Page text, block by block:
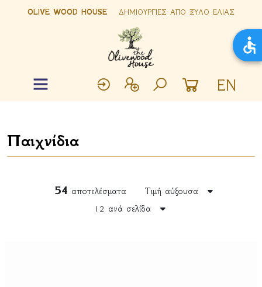
OLIVE WOOD HOUSE ΔΗΜΙΟΥΡΓΙΕΣ ΑΠΟ ΞΥΛΟ ΕΛΙΑΣ
EN
Παιχνίδια
54 αποτελέσματα
Τιμή αύξουσα
12 ανά σελίδα